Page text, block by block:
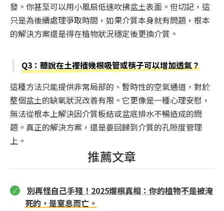
發。你甚至可以用小風扇低速吹拂盆土表面。但切記，這
只是為後續處理爭取時間，如果介質本身就有問題，根本
的解決方案還是得在植物狀況穩定後更換介質。
Q3：聽說在土裡插幾根吸管或筷子可以增加透氣？
這種方法只能提供非常局部的、暫時性的空氣通道，對於
整個盆土的缺氧狀況改善有限。它更像是一種心理安慰，
無法從根本上解決因介質板結或盆底排水不暢造成的問
題。真正的解決方案，還是要回歸到介質的孔隙度管理
上。
推薦文章
別再怪自己手殘！2025爛根真相：你的植物不是被淹
死的，是窒息而亡。